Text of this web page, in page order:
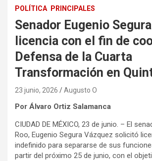
POLÍTICA PRINCIPALES
Senador Eugenio
licencia con el fin de
Defensa de la Cuarta
Transformación en
23 junio, 2026 Augusto O
Por Álvaro Ortiz Salamanca
CIUDAD DE MÉXICO, 23 de junio. – El
Roo, Eugenio Segura Vázquez solicitó
indefinido para separarse de sus
partir del próximo 25 de junio, con el